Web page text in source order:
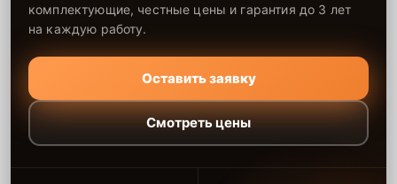
комплектующие, честные цены и гарантия до 3 лет
на каждую работу.
Оставить заявку
Смотреть цены